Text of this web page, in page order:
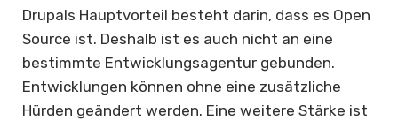
Drupals Hauptvorteil besteht darin, dass es Open
Source ist. Deshalb ist es auch nicht an eine
bestimmte Entwicklungsagentur gebunden.
Entwicklungen können ohne eine zusätzliche
Hürden geändert werden. Eine weitere Stärke ist